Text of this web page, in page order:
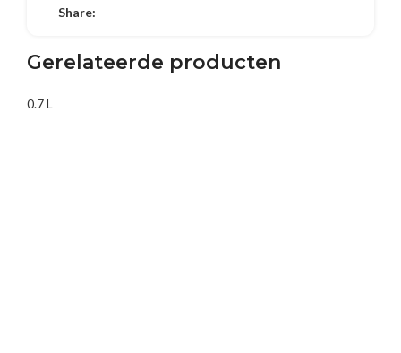
Share:
Gerelateerde producten
0.7 L